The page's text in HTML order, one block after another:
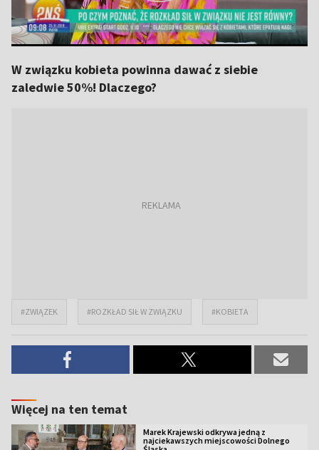
W związku kobieta powinna dawać z siebie
zaledwie 50%! Dlaczego?
#ZWIĄZEK #ROZKŁAD SIŁ W ZWIĄZKU #KOBIETA
Więcej na ten temat
Marek Krajewski odkrywa jedną z
najciekawszych miejscowości Dolnego